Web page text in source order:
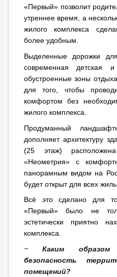
«Первый» позволит
утреннее время, а
жилого комплекса
более удобным.
Выделенные дорожки
современная детская
обустроенные зоны
для того, чтобы
комфортом без
жилого комплекса.
Продуманный
дополняет архитектуру
(25 этаж)
«Неометрия» с
панорамным видом на
будет открыт для всех
Всё это сделано для
«Первый» было не
эстетически приятно
комплекса.
–Каким образом
безопасность
помещений?